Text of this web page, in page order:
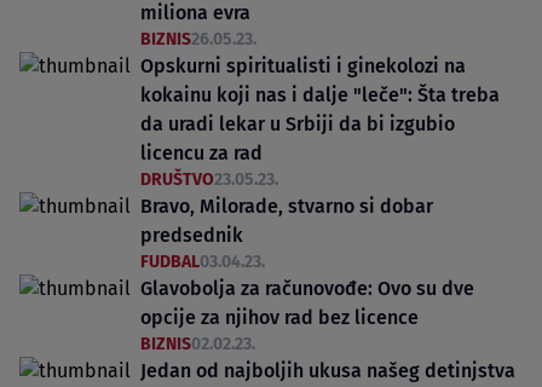
miliona evra
BIZNIS26.05.23.
Opskurni spiritualisti i ginekolozi na
kokainu koji nas i dalje "leče": Šta treba
da uradi lekar u Srbiji da bi izgubio
licencu za rad
DRUŠTVO23.05.23.
Bravo, Milorade, stvarno si dobar
predsednik
FUDBAL03.04.23.
Glavobolja za računovođe: Ovo su dve
opcije za njihov rad bez licence
BIZNIS02.02.23.
Jedan od najboljih ukusa našeg detinjstva